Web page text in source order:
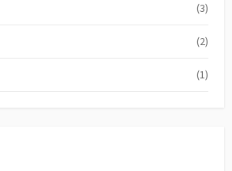
(3)
(2)
(1)